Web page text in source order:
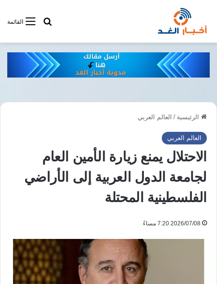
القائمةأبحت فى
الرئيسية / العالم العربي
العالم العربي
الاحتلال يمنع زيارة الأمين العام
لجامعة الدول العربية إلى الأراضي
الفلسطينية المحتلة
2026/07/08 7:20 مساءً